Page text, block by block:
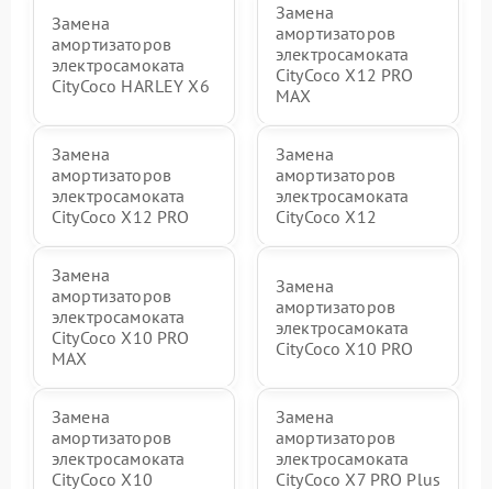
Замена
амортизаторов
электросамоката
CityCoco HARLEY X6
Замена
амортизаторов
электросамоката
CityCoco X12 PRO
MAX
Замена
амортизаторов
электросамоката
CityCoco X12 PRO
Замена
амортизаторов
электросамоката
CityCoco X12
Замена
амортизаторов
электросамоката
CityCoco X10 PRO
MAX
Замена
амортизаторов
электросамоката
CityCoco X10 PRO
Замена
амортизаторов
электросамоката
CityCoco X10
Замена
амортизаторов
электросамоката
CityCoco X7 PRO Plus